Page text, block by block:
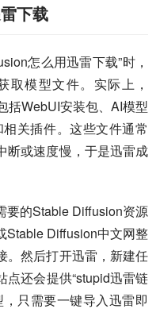
下载
怎么用迅雷下载”时，
取模型文件。实际上，
括WebUI安装包、AI模型
相关插件。这些文件通常
断或速度慢，于是迅雷成
要的Stable Diffusion资源
Stable Diffusion中文网整
。然后打开迅雷，新建任
点还会提供“stupid迅雷链
只需要一键导入迅雷即